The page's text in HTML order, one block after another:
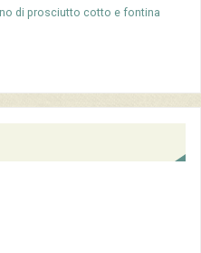
di prosciutto cotto e fontina